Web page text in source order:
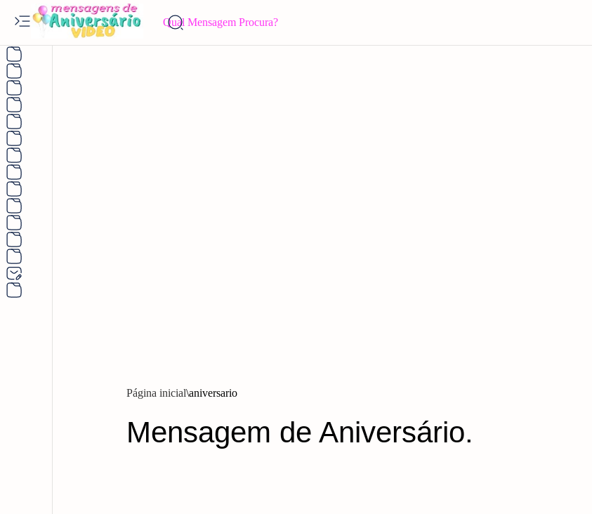
Página inicial aniversario
Mensagem de Aniversário.